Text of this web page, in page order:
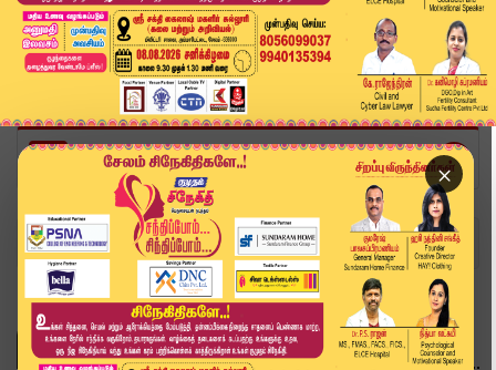
×
Home Topics